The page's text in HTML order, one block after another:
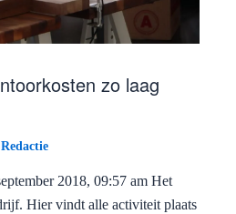
zo laag
Redactie
2018, 09:57 am Het
Hier vindt alle activiteit plaats